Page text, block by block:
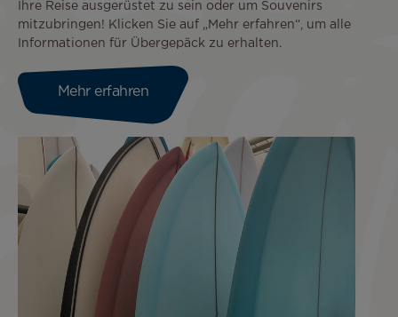
Ihre Reise ausgerüstet zu sein oder um Souvenirs
mitzubringen! Klicken Sie auf „Mehr erfahren“, um alle
Informationen für Übergepäck zu erhalten.
Mehr erfahren